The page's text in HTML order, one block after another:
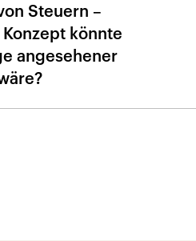
Steuern –
könnte
angesehener